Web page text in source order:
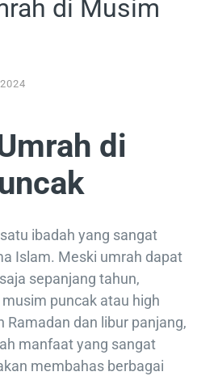
di Musim
di
ibadah yang sangat
Islam. Meski umrah dapat
sepanjang tahun,
puncak atau high
Ramadan dan libur panjang,
manfaat yang sangat
membahas berbagai